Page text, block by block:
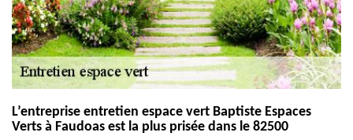
L’entreprise entretien espace vert Baptiste Espaces
Verts à Faudoas est la plus prisée dans le 82500